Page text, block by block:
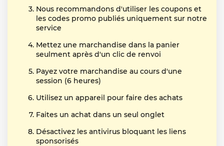
Nous recommandons d'utiliser les coupons et
les codes promo publiés uniquement sur notre
service
Mettez une marchandise dans la panier
seulment après d'un clic de renvoi
Payez votre marchandise au cours d'une
session (6 heures)
Utilisez un appareil pour faire des achats
Faites un achat dans un seul onglet
Désactivez les antivirus bloquant les liens
sponsorisés